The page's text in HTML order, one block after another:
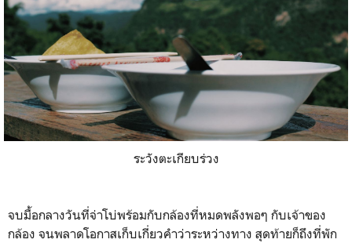
ระวังตะเกียบร่วง
จบมื้อกลางวันที่จ่าโบ่พร้อมกับกล้องที่หมดพลังพอๆ กับเจ้าของ
กล้อง จนพลาดโอกาสเก็บเกี่ยวคำว่าระหว่างทาง สุดท้ายก็ถึงที่พัก